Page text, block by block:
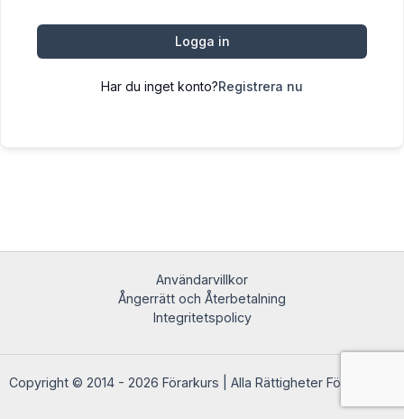
Logga in
Har du inget konto?Registrera nu
Användarvillkor
Ångerrätt och Återbetalning
Integritetspolicy
Copyright © 2014 - 2026 Förarkurs | Alla Rättigheter Förbehållna